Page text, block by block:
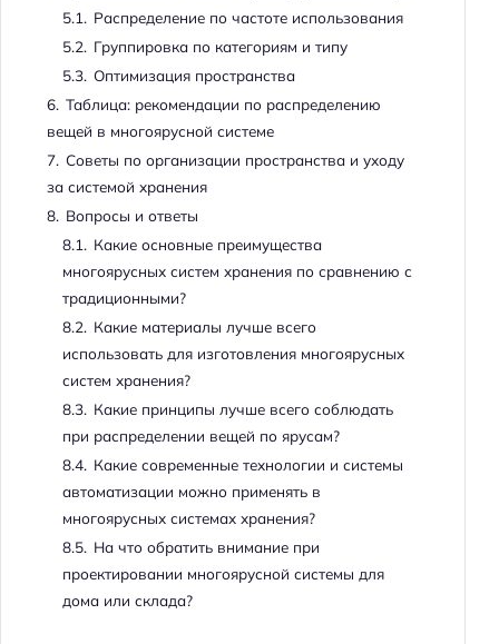
5.1. Распределение по частоте использования
5.2. Группировка по категориям и типу
5.3. Оптимизация пространства
6. Таблица: рекомендации по распределению
вещей в многоярусной системе
7. Советы по организации пространства и уходу
за системой хранения
8. Вопросы и ответы
8.1. Какие основные преимущества
многоярусных систем хранения по сравнению с
традиционными?
8.2. Какие материалы лучше всего
использовать для изготовления многоярусных
систем хранения?
8.3. Какие принципы лучше всего соблюдать
при распределении вещей по ярусам?
8.4. Какие современные технологии и системы
автоматизации можно применять в
многоярусных системах хранения?
8.5. На что обратить внимание при
проектировании многоярусной системы для
дома или склада?